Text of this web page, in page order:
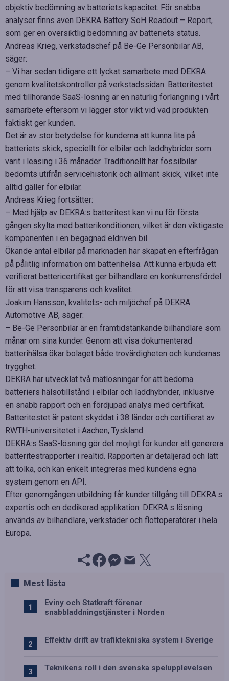
objektiv bedömning av batteriets kapacitet. För snabba
analyser finns även DEKRA Battery SoH Readout – Report,
som ger en översiktlig bedömning av batteriets status.
Andreas Krieg, verkstadschef på Be-Ge Personbilar AB,
säger:
– Vi har sedan tidigare ett lyckat samarbete med DEKRA
genom kvalitetskontroller på verkstadssidan. Batteritestet
med tillhörande SaaS-lösning är en naturlig förlängning i vårt
samarbete eftersom vi lägger stor vikt vid vad produkten
faktiskt ger kunden.
Det är av stor betydelse för kunderna att kunna lita på
batteriets skick, speciellt för elbilar och laddhybrider som
varit i leasing i 36 månader. Traditionellt har fossilbilar
bedömts utifrån servicehistorik och allmänt skick, vilket inte
alltid gäller för elbilar.
Andreas Krieg fortsätter:
– Med hjälp av DEKRA:s batteritest kan vi nu för första
gången skylta med batterikonditionen, vilket är den viktigaste
komponenten i en begagnad eldriven bil.
Ökande antal elbilar på marknaden har skapat en efterfrågan
på pålitlig information om batterihelsa. Att kunna erbjuda ett
verifierat battericertifikat ger bilhandlare en konkurrensfördel
för att visa transparens och kvalitet.
Joakim Hansson, kvalitets- och miljöchef på DEKRA
Automotive AB, säger:
– Be-Ge Personbilar är en framtidstänkande bilhandlare som
månar om sina kunder. Genom att visa dokumenterad
batterihälsa ökar bolaget både trovärdigheten och kundernas
trygghet.
DEKRA har utvecklat två mätlösningar för att bedöma
batteriers hälsotillstånd i elbilar och laddhybrider, inklusive
en snabb rapport och en fördjupad analys med certifikat.
Batteritestet är patent skyddat i 38 länder och certifierat av
RWTH-universitetet i Aachen, Tyskland.
DEKRA:s SaaS-lösning gör det möjligt för kunder att generera
batteritestrapporter i realtid. Rapporten är detaljerad och lätt
att tolka, och kan enkelt integreras med kundens egna
system genom en API.
Efter genomgången utbildning får kunder tillgång till DEKRA:s
expertis och en dedikerad applikation. DEKRA:s lösning
används av bilhandlare, verkstäder och flottoperatörer i hela
Europa.
Mest lästa
Eviny och Statkraft förenar
snabbladdningstjänster i Norden
Effektiv drift av trafiktekniska system i Sverige
Teknikens roll i den svenska spelupplevelsen